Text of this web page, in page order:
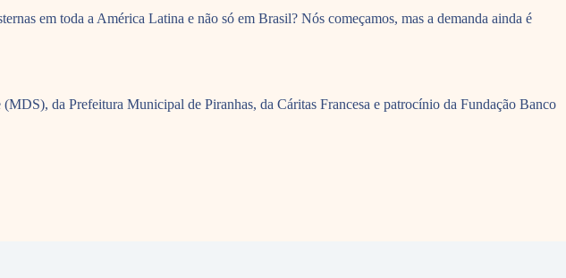
em toda a América Latina e não só em Brasil? Nós começamos, mas a demanda ainda é
da Prefeitura Municipal de Piranhas, da Cáritas Francesa e patrocínio da Fundação Banco